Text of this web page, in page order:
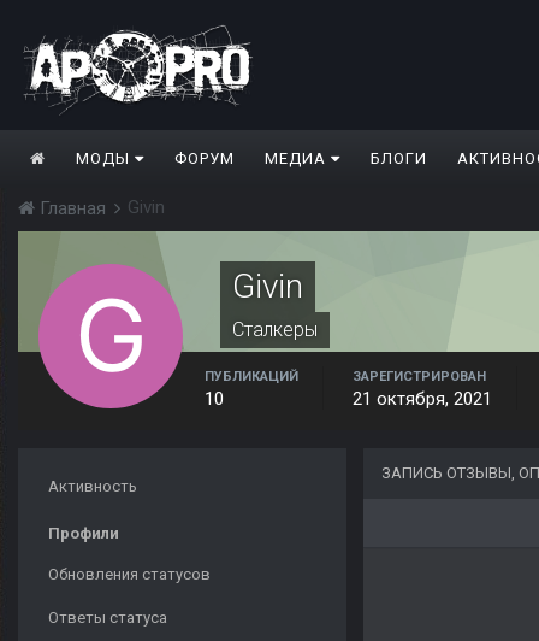
МОДЫ ФОРУМ МЕДИА БЛОГИ
Главная Givin
Givin
Сталкеры
ПУБЛИКАЦИЙ
10
ЗАРЕГИСТРИРОВАН
21 октября, 2021
Активность
Профили
Обновления статусов
Ответы статуса
ЗАПИСЬ ОТЗЫВЫ,